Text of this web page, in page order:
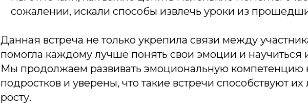
сожалении, искали способы извлечь уроки из
Данная встреча не только укрепила связи между
помогла каждому лучше понять свои эмоции и научиться
Мы продолжаем развивать эмоциональную компетенцию
подростков и уверены, что такие встречи способствуют
росту.